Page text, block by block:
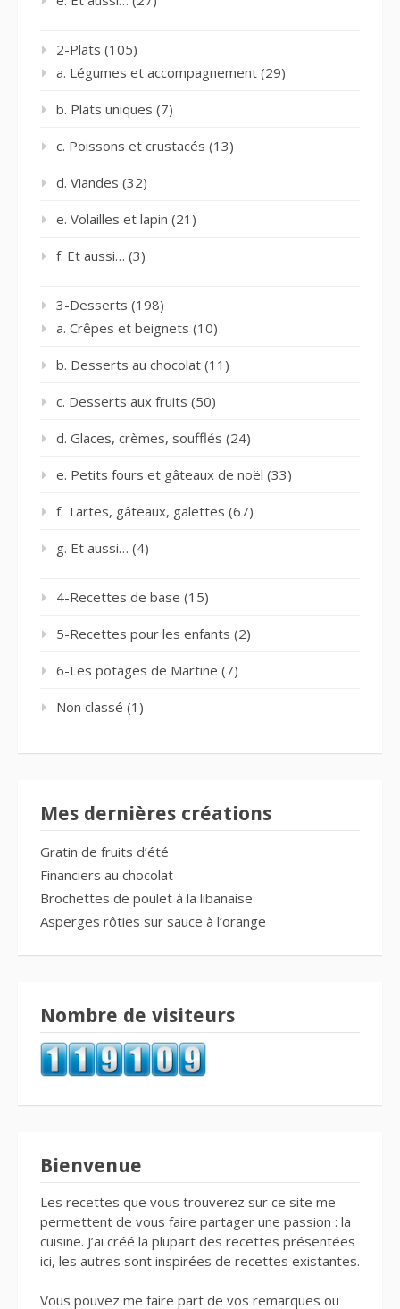
2-Plats (105)
a. Légumes et accompagnement (29)
b. Plats uniques (7)
c. Poissons et crustacés (13)
d. Viandes (32)
e. Volailles et lapin (21)
f. Et aussi… (3)
3-Desserts (198)
a. Crêpes et beignets (10)
b. Desserts au chocolat (11)
c. Desserts aux fruits (50)
d. Glaces, crèmes, soufflés (24)
e. Petits fours et gâteaux de noël (33)
f. Tartes, gâteaux, galettes (67)
g. Et aussi… (4)
4-Recettes de base (15)
5-Recettes pour les enfants (2)
6-Les potages de Martine (7)
Non classé (1)
Mes dernières créations
Gratin de fruits d’été
Financiers au chocolat
Brochettes de poulet à la libanaise
Asperges rôties sur sauce à l’orange
Nombre de visiteurs
Bienvenue
Les recettes que vous trouverez sur ce site me
permettent de vous faire partager une passion : la
cuisine. J’ai créé la plupart des recettes présentées
ici, les autres sont inspirées de recettes existantes.
Vous pouvez me faire part de vos remarques ou